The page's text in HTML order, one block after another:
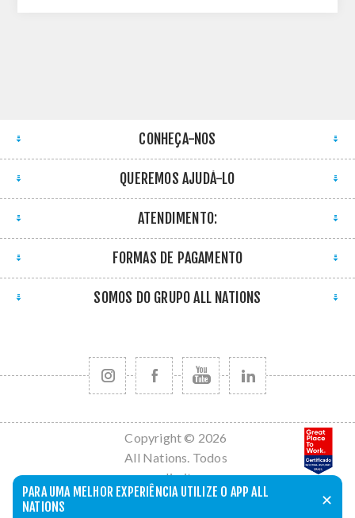
PARA UMA MELHOR EXPERIÊNCIA UTILIZE O APP ALL
NATIONS
✕
CONHEÇA-NOS
QUEREMOS AJUDÁ-LO
ATENDIMENTO:
FORMAS DE PAGAMENTO
SOMOS DO GRUPO ALL NATIONS
Copyright © 2026
All Nations. Todos
os direitos
reservados.